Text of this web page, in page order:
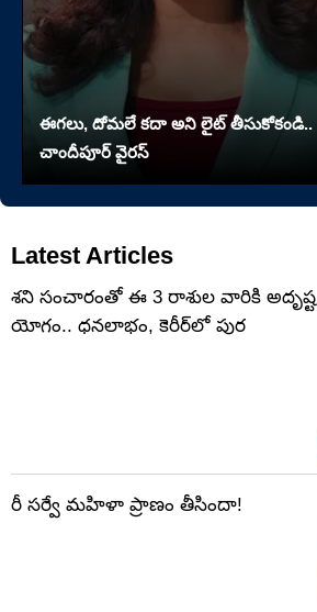
ఈగలు, దోమలే కదా అని లైట్ తీసుకోకండి..
చాందీపూర్ వైరస్
Latest Articles
శని సంచారంతో ఈ 3 రాశుల వారికి అదృష్ట
యోగం.. ధనలాభం, కెరీర్‌లో పుర
రీ సర్వే మహిళా ప్రాణం తీసిందా!